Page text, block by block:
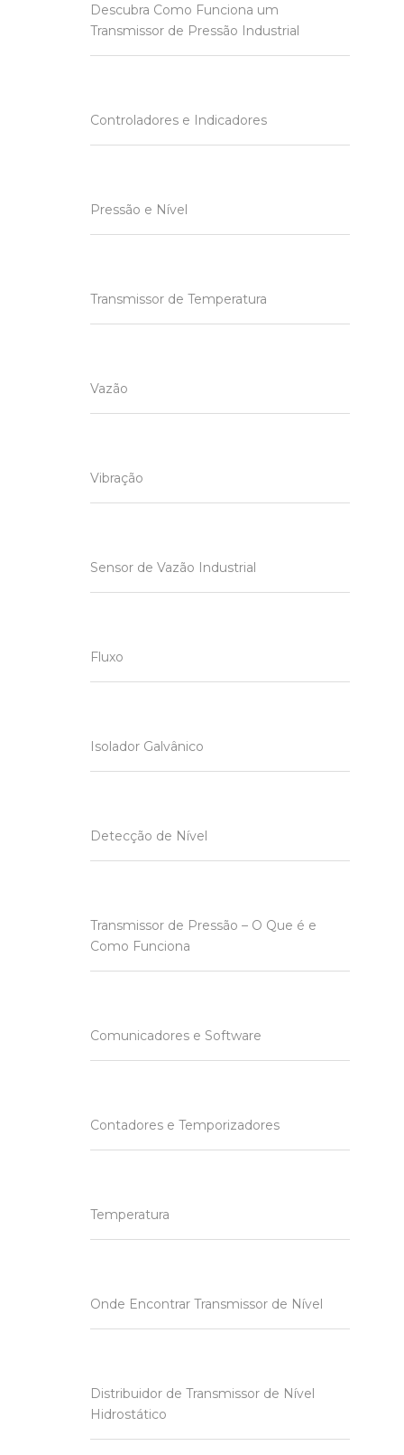
Descubra Como Funciona um
Transmissor de Pressão Industrial
Controladores e Indicadores
Pressão e Nível
Transmissor de Temperatura
Vazão
Vibração
Sensor de Vazão Industrial
Fluxo
Isolador Galvânico
Detecção de Nível
Transmissor de Pressão – O Que é e
Como Funciona
Comunicadores e Software
Contadores e Temporizadores
Temperatura
Onde Encontrar Transmissor de Nível
Distribuidor de Transmissor de Nível
Hidrostático